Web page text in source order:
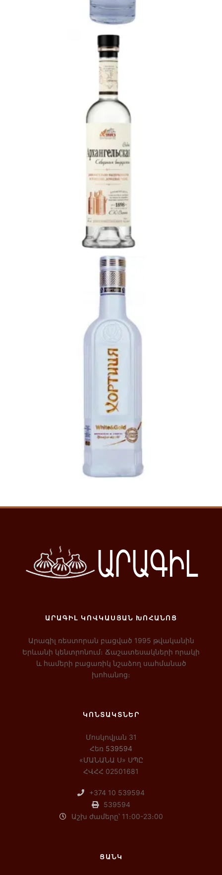
Ավելացնել զամբյուղ
10100AMD
Ավելացնել զամբյուղ
7200AMD
ԱՐԱԳԻԼ ԿՈՎԿԱՍՅԱՆ ԽՈՀԱՆՈՑ
Արագիլ ռեստորան բացված 1995 թվականին
Երևանի կենտրոնում։ Ճաշատեսակների որակի
և համերի բացառիկ նշաձող սահմանած
խոհանոց։
ԿՈՆՏԱԿՏՆԵՐ
Մոսկովյան 31
Հեռ 539594
«ՄԱՆԱՆԱ Ս» ՍՊԸ
ՀՎՀՀ 02501681
+374 10 539594
539594
Աշխ ժամերը՝ 11։00-23։00
ՑԱՆԿ